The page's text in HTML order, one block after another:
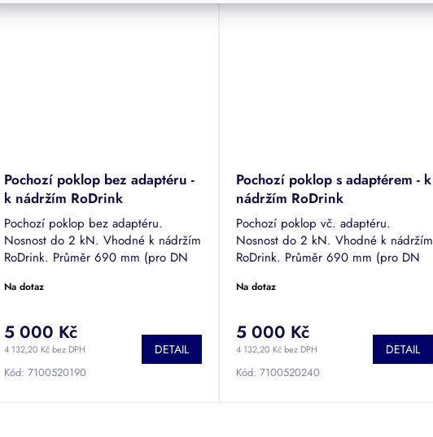
Pochozí poklop bez adaptéru -
k nádržím RoDrink
Pochozí poklop bez adaptéru.
Nosnost do 2 kN. Vhodné k nádržím
RoDrink. Průměr 690 mm (pro DN
Na dotaz
4 132,20 Kč bez DPH
5 000 Kč
DETAIL
Kód:7100520190
Pochozí poklop s adaptérem - k
nádržím RoDrink
Pochozí poklop vč. adaptéru.
Nosnost do 2 kN. Vhodné k nádržím
RoDrink. Průměr 690 mm (pro DN
Na dotaz
4 132,20 Kč bez DPH
5 000 Kč
DETAIL
Kód: 7100520240